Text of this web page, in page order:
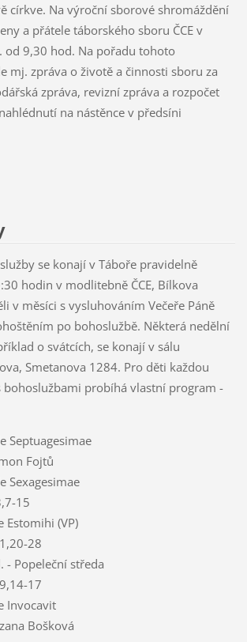
církve. Na výroční sborové shromáždění
a přátele táborského sboru ČCE v
od 9,30 hod. Na pořadu tohoto
mj. zpráva o životě a činnosti sboru za
zpráva, revizní zpráva a rozpočet
na nástěnce v předsíni
se konají v Táboře pravidelně
hodin v modlitebně ČCE, Bílkova
v měsíci s vysluhováním Večeře Páně
po bohoslužbě. Některá nedělní
o svátcích, se konají v sálu
Smetanova 1284. Pro děti každou
bohoslužbami probíhá vlastní program -
Septuagesimae
Fojtů
Sexagesimae
15
Estomihi (VP)
28
- Popeleční středa
17
Invocavit
Bošková